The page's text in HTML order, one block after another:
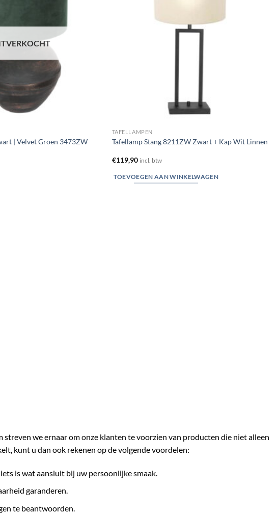
| Velvet Groen 3473ZW
TAFELLAMPEN
Tafellamp Stang 8211ZW Zwart + Kap Wit Linnen
€119,90 incl. btw
TOEVOEGEN AAN WINKELWAGEN
we ernaar om onze klanten te voorzien van producten die niet alleen
kunt u dan ook rekenen op de volgende voordelen:
is wat aansluit bij uw persoonlijke smaak.
garanderen.
te beantwoorden.